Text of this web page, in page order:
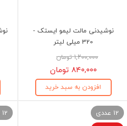
نوشیدنی مالت لیمو ایستک -
320 میلی لیتر
۱,۲۰۰,۰۰۰ تومان
۸۴۰,۰۰۰ تومان
افزودن به سبد خرید
12 عددی
12 عددی